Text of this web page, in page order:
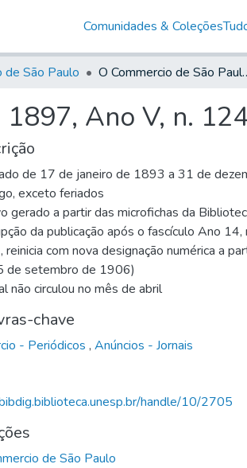
Comunidades & Coleções
de São Paulo O Commercio de
1897, Ano V, n.
de 17 de janeiro de 1893 a 31 de
exceto feriados
gerado a partir das microfichas da
da publicação após o fascículo Ano
reinicia com nova designação numérica a
de setembro de 1906)
não circulou no mês de abril
chave
- Periódicos , Anúncios - Jornais
handle/10/2705
de São Paulo